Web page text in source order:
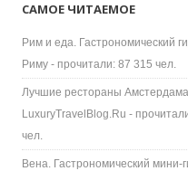
САМОЕ ЧИТАЕМОЕ
Рим и еда. Гастрономический
Риму - прочитали: 87 315 чел.
Лучшие рестораны
LuxuryTravelBlog.Ru -
чел.
Вена. Гастрономический мини-